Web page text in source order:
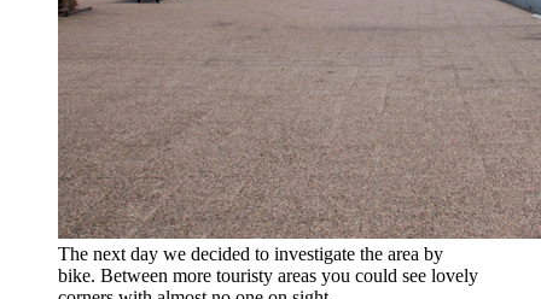
The next day we decided to investigate the area by
bike. Between more touristy areas you could see lovely